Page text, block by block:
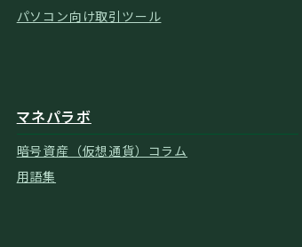
パソコン向け取引ツール
マネパラボ
暗号資産（仮想通貨）コラム
用語集